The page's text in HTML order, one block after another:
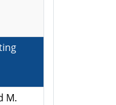
M.